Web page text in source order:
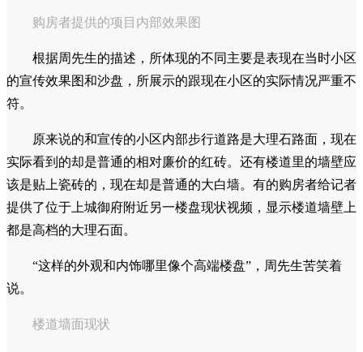
购房者提供的项目内部效果图
根据周先生的描述，所体现的不同主要是表现在当时小区
的宣传效果图和沙盘，所展示的跟现在小区的实际情况严重不
符。
原来说的和宣传的小区内部步行道路是大理石路面，现在
实际看到的却是普通的相对廉价的红砖。还有楼道里的墙壁应
该是贴上瓷砖的，现在却是普通的大白墙。有的购房者给记者
提供了位于上城御府附近另一楼盘现状视频，显示楼道墙壁上
都是高档的大理石面。
“这样的外观和内饰哪里像个高端楼盘”，周先生苦笑着
说。
楼道墙面现状